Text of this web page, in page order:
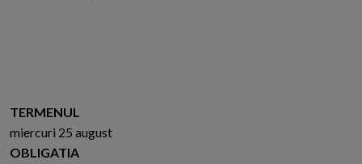
TERMENUL
miercuri 25 august
OBLIGATIA